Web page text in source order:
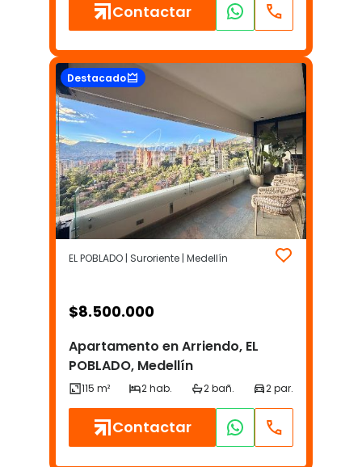
Contactar
Destacado
EL POBLADO | Suroriente | Medellín
$8.500.000
Apartamento en Arriendo, EL
POBLADO, Medellín
Contactar